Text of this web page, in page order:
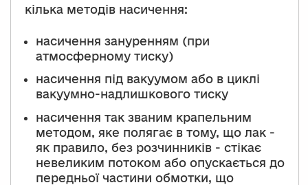
кілька методів насичення:
насичення зануренням (при
атмосферному тиску)
насичення під вакуумом або в циклі
вакуумно-надлишкового тиску
насичення так званим крапельним
методом, яке полягає в тому, що лак -
як правило, без розчинників - стікає
невеликим потоком або опускається до
передньої частини обмотки, що